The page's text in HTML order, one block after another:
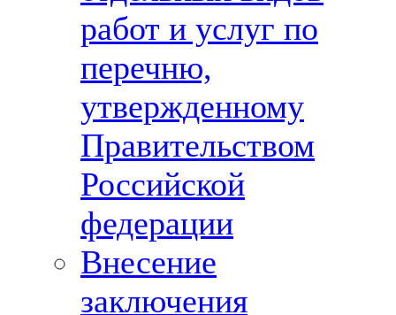
работ и услуг по
перечню,
утвержденному
Правительством
Российской
федерации
Внесение
заключения